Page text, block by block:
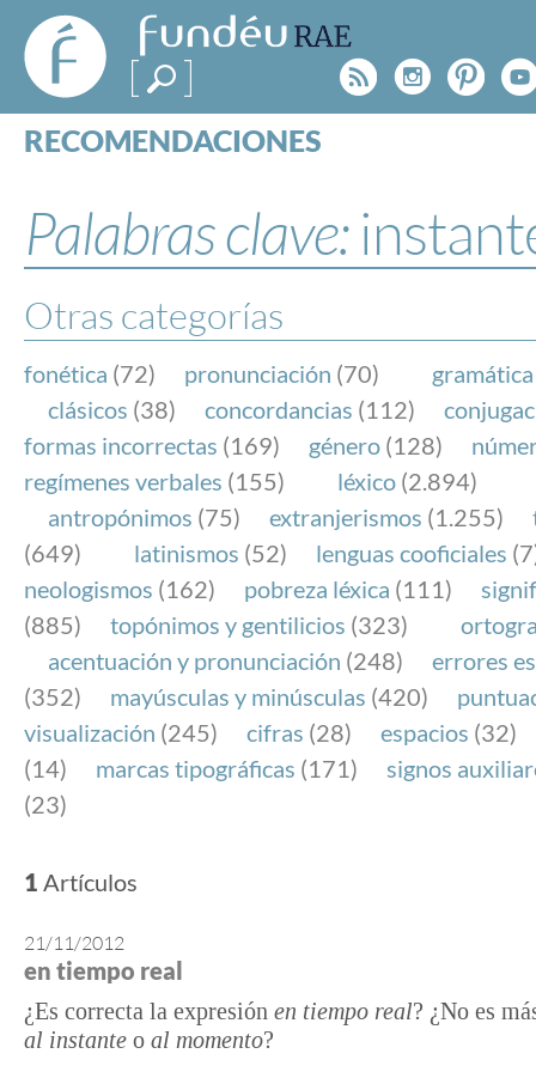
FundéuRAE
- Fundación
del Español
Urgente
Rss
RECOMENDACIONES
ESPECIALES
BLOG
NOTICIAS
SOBRE LA FUNDÉURAE
FundéuRAE es una fundación patrocinada por la
y la Real Academia Española, cuyo objetivo es
el buen uso del español en los medios de
Internet.
Palabras clave:
Otras categorías
fonética (72) pronunciación (70) gramática
clásicos (38) concordancias (112)
formas incorrectas (169) género (128)
regímenes verbales (155) léxico (2.894)
antropónimos (75) extranjerismos (1.255)
(649)
latinismos (52) lenguas cooficiales
neologismos (162) pobreza léxica (111)
(885)
topónimos y gentilicios (323)
acentuación y pronunciación (248)
errores
(352)
mayúsculas y minúsculas (420)
visualización (245) cifras (28) espacios (32)
(14)
marcas tipográficas (171)
signos
(23)
1 Artículos
21/11/2012
en tiempo real
¿Es correcta la expresión en tiempo real? ¿No es
al instante o al momento?